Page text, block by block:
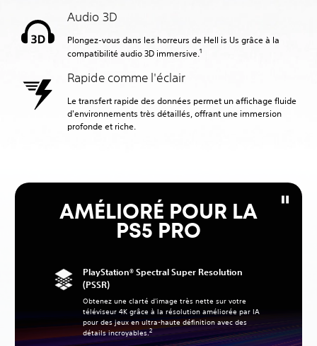
Audio 3D
Plongez-vous dans les horreurs de Hell is Us grâce à la
compatibilité audio 3D immersive.1
Rapide comme l'éclair
Le transfert rapide des données permet un affichage fluide
d'environnements très détaillés, offrant une immersion
profonde et riche.
AMÉLIORÉ POUR LA
PS5 PRO
PlayStation® Spectral Super Resolution
(PSSR)
Obtenez une clarté d'image très nette sur votre
téléviseur 4K grâce à la résolution améliorée par IA
pour des jeux en ultra-haute définition avec des
détails incroyables.2